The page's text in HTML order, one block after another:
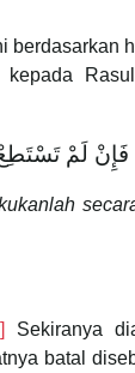
berdasarkan
فَإِنْ لَمْ
Sekiranya
batal